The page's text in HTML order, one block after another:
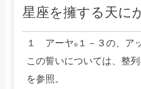
星座を擁する天に
１ アーヤ*１－３の、ア
この誓いについては、整
を参照。